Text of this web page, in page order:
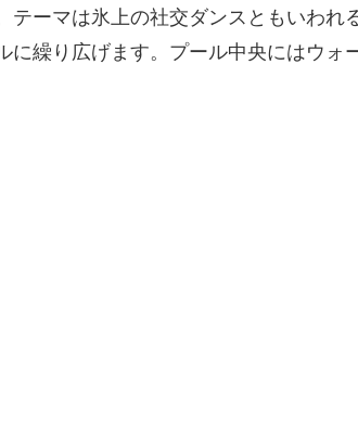
ーマは氷上の社交ダンスともいわれ
繰り広げます。プール中央にはウ